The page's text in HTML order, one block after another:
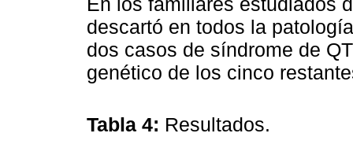
descartó en todos la
dos casos de síndrome de
genético de los cinco
Tabla 4: Resultados.